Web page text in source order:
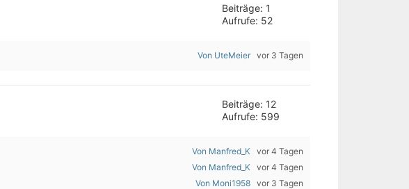
Beiträge: 1
Aufrufe: 52
Von UteMeier vor 3 Tagen
Beiträge: 12
Aufrufe: 599
Von Manfred_K vor 4 Tagen
Von Manfred_K vor 4 Tagen
Von Moni1958 vor 3 Tagen